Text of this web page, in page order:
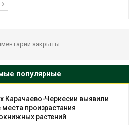
закрыты.
популярные
Черкесии выявили
произрастания
растений